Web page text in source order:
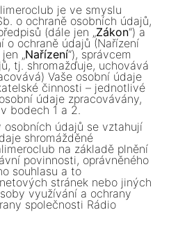
je ve smyslu
o ochraně osobních údajů,
(dále jen „Zákon“) a
o ochraně údajů (Nařízení
„Nařízení“), správcem
tj. shromažďuje, uchovává
Vaše osobní údaje
činnosti – jednotlivé
údaje zpracovávány,
bodech 1 a 2.
osobních údajů se vztahují
shromážděné
na základě plnění
povinnosti, oprávněného
souhlasu a to
stránek nebo jiných
využívání a ochrany
společnosti Rádio